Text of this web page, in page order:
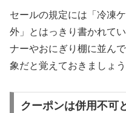
セールの規定には 「冷凍
外」
とはっきり書かれて
ナーやおにぎり棚に並ん
象だと覚えておきましょう
クーポンは併用不可